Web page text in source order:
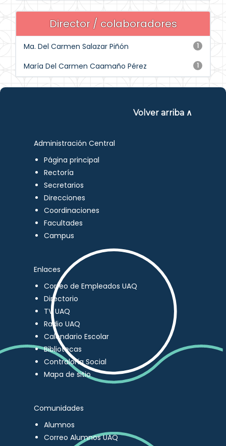
Director / colaboradores
1
Ma. Del Carmen Salazar Piñón
1
María Del Carmen Caamaño Pérez
Volver arriba ∧
Administración Central
Página principal
Rectoría
Secretarios
Direcciones
Coordinaciones
Facultades
Campus
Enlaces
Correo de Empleados UAQ
Directorio
TV UAQ
Radio UAQ
Calendario Escolar
Bibliotecas
Contraloría Social
Mapa de sitio
Comunidades
Alumnos
Correo Alumnos UAQ